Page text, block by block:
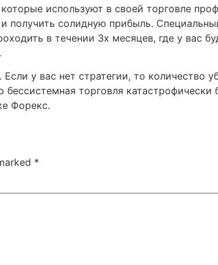
используют в своей торговле
получить солидную прибыль.
в течении 3х месяцев, где у вас
Если у вас нет стратегии, то количество
торговля
Форекс.
*